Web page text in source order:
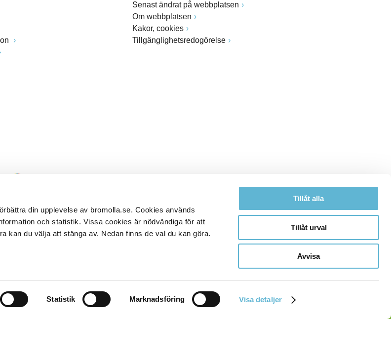
din upplevelse av bromolla.se. Cookies används
och statistik. Vissa cookies är nödvändiga för att
kan du välja att stänga av. Nedan finns de val du kan göra.
Statistik Marknadsföring Visa detaljer
Tillåt alla
Tillåt urval
Avvisa
Senast ändrat på webbplatsen
Om webbplatsen
Kakor, cookies
Tillgänglighetsredogörelse